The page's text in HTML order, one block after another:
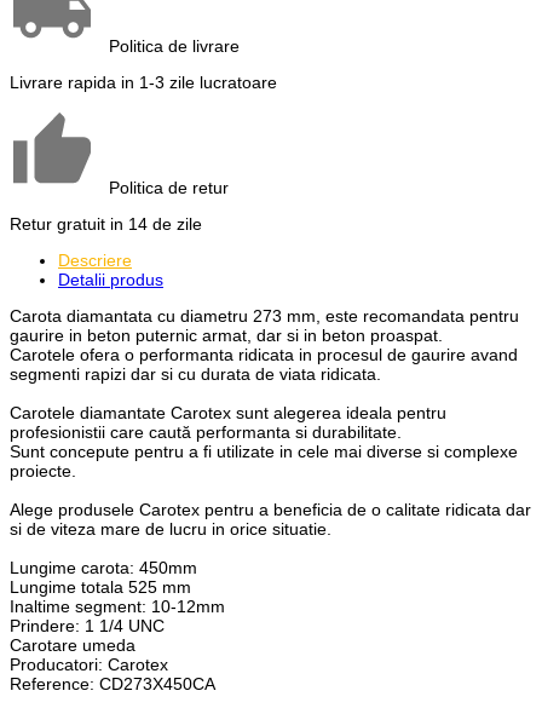
Politica de livrare
Livrare rapida in 1-3 zile lucratoare
Politica de retur
Retur gratuit in 14 de zile
Descriere
Detalii produs
Carota diamantata cu diametru 273 mm, este recomandata pentru
gaurire in beton puternic armat, dar si in beton proaspat.
Carotele ofera o performanta ridicata in procesul de gaurire avand
segmenti rapizi dar si cu durata de viata ridicata.
Carotele diamantate Carotex sunt alegerea ideala pentru
profesionistii care caută performanta si durabilitate.
Sunt concepute pentru a fi utilizate in cele mai diverse si complexe
proiecte.
Alege produsele Carotex pentru a beneficia de o calitate ridicata dar
si de viteza mare de lucru in orice situatie.
Lungime carota: 450mm
Lungime totala 525 mm
Inaltime segment: 10-12mm
Prindere: 1 1/4 UNC
Carotare umeda
Producatori: Carotex
Reference: CD273X450CA